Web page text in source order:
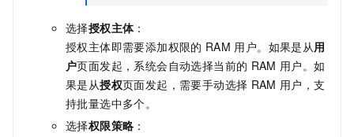
选择授权主体：
授权主体即需要添加权限的 RAM 用户。如果是从用
户页面发起，系统会自动选择当前的 RAM 用户。如
果是从授权页面发起，需要手动选择 RAM 用户，支
持批量选中多个。
选择权限策略 ：